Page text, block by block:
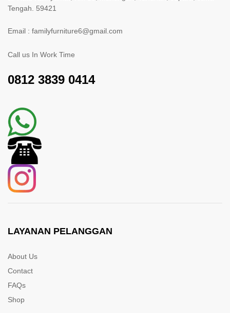
Tengah. 59421
Email : familyfurniture6@gmail.com
Call us In Work Time
0812 3839 0414
LAYANAN PELANGGAN
About Us
Contact
FAQs
Shop